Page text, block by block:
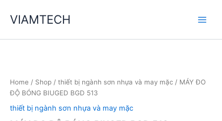
VIAMTECH
Home / Shop / thiết bị ngành sơn nhựa và may mặc / MÁY ĐO
ĐỘ BÓNG BIUGED BGD 513
thiết bị ngành sơn nhựa và may mặc